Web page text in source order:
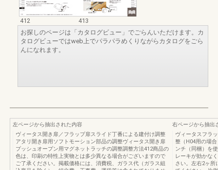
412
413
お探しのページは「カタログビュー」でごらんいただけます。カ
タログビューではweb上でパラパラめくりながらカタログをごら
んになれます。
左ページから抽出された内容
ヴィータス開き扉／フラップ扉スライド丁番による建付け調整
アタリ開き扉用ソフトモーション部品の調整ヴィータス開き扉
プッシュオープン用マグネットラッチの調整調整方法412商品の
色は、印刷の特性上実物とは多少異なる場合がございますので
ご了承ください。掲載価格には、消費税、ガラス代（ガラス組
右ページから抽出
ヴィータスフラ
整（H04用の場
ンチ（同梱）を
レーキが効かな
さい。左右2ヶ所